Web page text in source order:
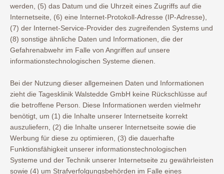
werden, (5) das Datum und die Uhrzeit eines Zugriffs auf die
Internetseite, (6) eine Internet-Protokoll-Adresse (IP-Adresse),
(7) der Internet-Service-Provider des zugreifenden Systems und
(8) sonstige ähnliche Daten und Informationen, die der
Gefahrenabwehr im Falle von Angriffen auf unsere
informationstechnologischen Systeme dienen.
Bei der Nutzung dieser allgemeinen Daten und Informationen
zieht die Tagesklinik Walstedde GmbH keine Rückschlüsse auf
die betroffene Person. Diese Informationen werden vielmehr
benötigt, um (1) die Inhalte unserer Internetseite korrekt
auszuliefern, (2) die Inhalte unserer Internetseite sowie die
Werbung für diese zu optimieren, (3) die dauerhafte
Funktionsfähigkeit unserer informationstechnologischen
Systeme und der Technik unserer Internetseite zu gewährleisten
sowie (4) um Strafverfolgungsbehörden im Falle eines